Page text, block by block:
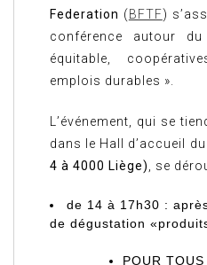
Federation (BFTF)
conférence autour
équitable,
emplois durables ».
L’événement, qui se
dans le Hall d’accueil du
4 à 4000 Liège)
, se
de 14 à 17h30 :
de dégustation
POUR